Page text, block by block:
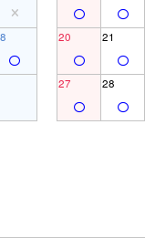
20 21
27 28